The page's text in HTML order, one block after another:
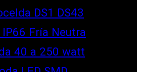
DS1 DS43
IP66 Fría Neutra
40 a 250 watt